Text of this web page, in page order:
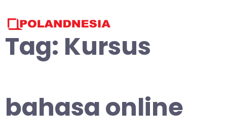
content
Tag: Kursus
bahasa online